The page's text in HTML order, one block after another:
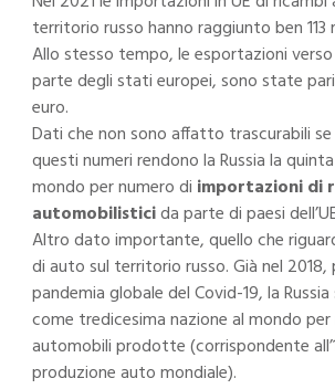
territorio russo hanno raggiunto ben 113
Allo stesso tempo, le esportazioni verso
parte degli stati europei, sono state
euro.
Dati che non sono affatto trascurabili
questi numeri rendono la Russia la
mondo per numero di importazioni di
automobilisticida parte di paesi
Altro dato importante, quello che
di auto sul territorio russo. Già nel 2018,
pandemia globale del Covid-19, la
come tredicesima nazione al mondo
automobili prodotte (corrispondente
produzione auto mondiale).